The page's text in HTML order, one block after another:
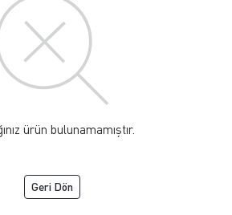
ürün bulunamamıştır.
Geri Dön